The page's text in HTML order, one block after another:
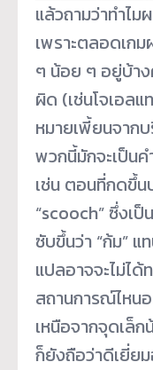
แล้วถามว่าทำไม
เพราะตลอดเก
ๆ น้อย ๆ อยู่บ้า
ผิด (เช่นโจเอลแ
หมายเพี้ยนจาก
พวกนี้มักจะเป็นค
เช่น ตอนที่กดขึ้
“scooch” ซึ่งเป็
ซับขึ้นว่า “ก้ม” แ
แปลอาจจะไม่ได้
สถานการณ์ไหน
เหนือจากจุดเล็
ก็ยังถือว่าดีเยี่ย